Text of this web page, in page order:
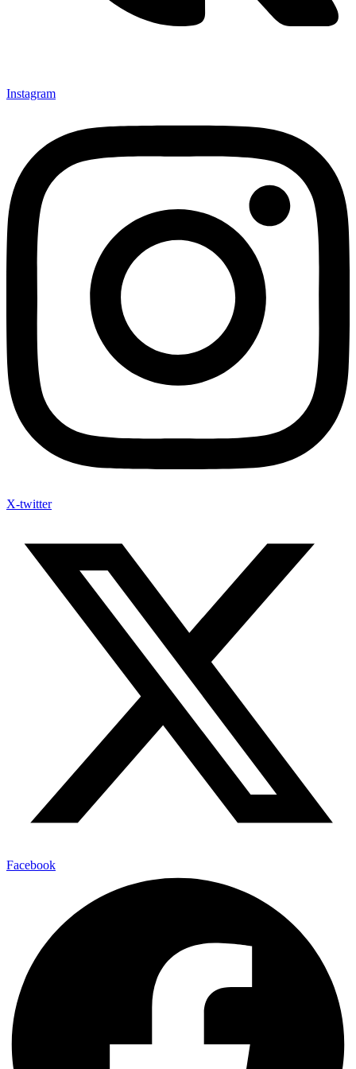
Instagram
X-twitter
Facebook